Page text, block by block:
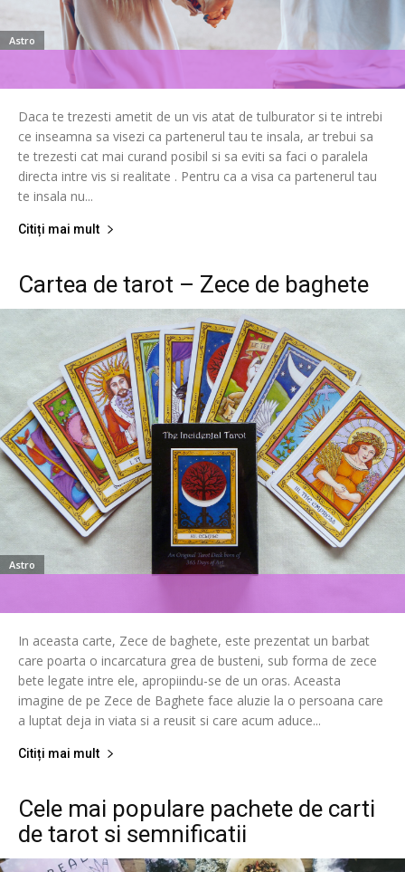
Astro
Daca te trezesti ametit de un vis atat de tulburator si te intrebi
ce inseamna sa visezi ca partenerul tau te insala, ar trebui sa
te trezesti cat mai curand posibil si sa eviti sa faci o paralela
directa intre vis si realitate . Pentru ca a visa ca partenerul tau
te insala nu...
Citiți mai mult
Cartea de tarot – Zece de baghete
Astro
In aceasta carte, Zece de baghete, este prezentat un barbat
care poarta o incarcatura grea de busteni, sub forma de zece
bete legate intre ele, apropiindu-se de un oras. Aceasta
imagine de pe Zece de Baghete face aluzie la o persoana care
a luptat deja in viata si a reusit si care acum aduce...
Citiți mai mult
Cele mai populare pachete de carti
de tarot si semnificatii